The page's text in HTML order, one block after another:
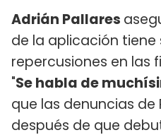
Adrián Pallares
de la aplicación tiene
repercusiones en las
"Se habla de
que las denuncias de
después de que